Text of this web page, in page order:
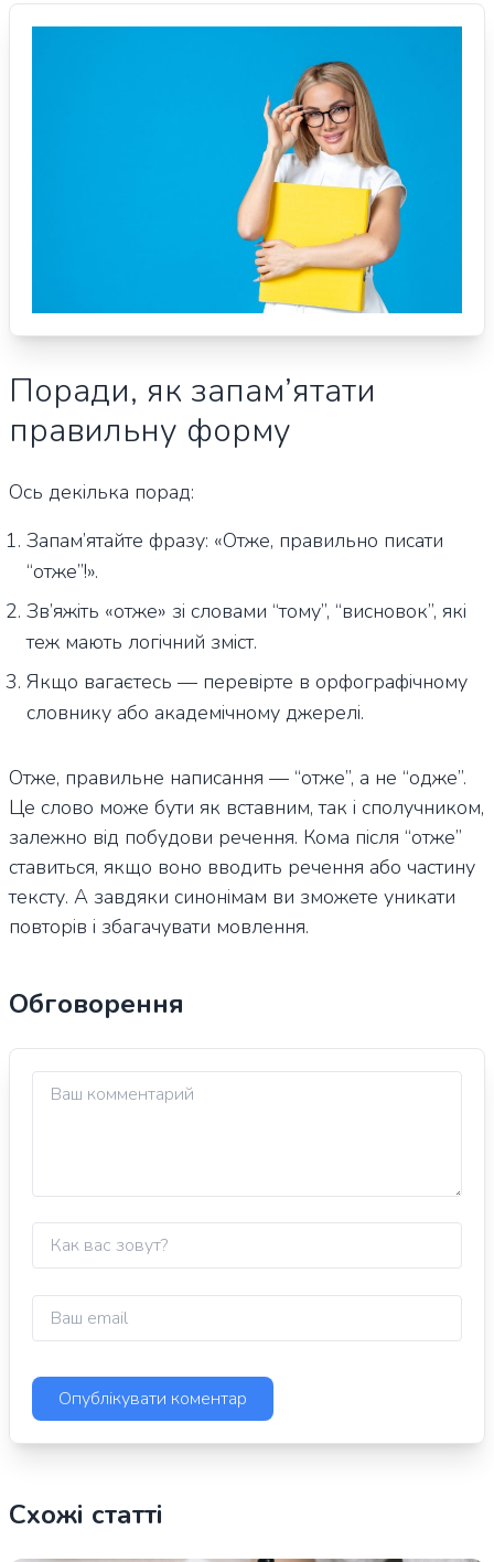
Поради, як запам’ятати
правильну форму
Ось декілька порад:
Запам’ятайте фразу: «Отже, правильно писати
“отже”!».
Зв’яжіть «отже» зі словами “тому”, “висновок”, які
теж мають логічний зміст.
Якщо вагаєтесь — перевірте в орфографічному
словнику або академічному джерелі.
Отже, правильне написання — “отже”, а не “одже”.
Це слово може бути як вставним, так і сполучником,
залежно від побудови речення. Кома після “отже”
ставиться, якщо воно вводить речення або частину
тексту. А завдяки синонімам ви зможете уникати
повторів і збагачувати мовлення.
Обговорення
Схожі статті